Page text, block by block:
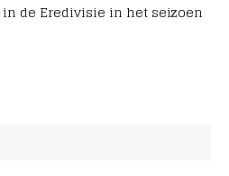
in de Eredivisie in het seizoen